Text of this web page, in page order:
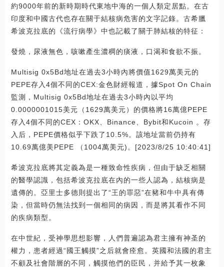
約9000年前的新時期時代東地中海的一個人類定居點。在古
印度和中國古代也存在關于結核病危害的文字記錄。古希臘
希波克拉底的《流行病學》中也記載了關于肺結核的特征：
發燒，尿液無色，咳嗽產生濃稠的痰液，口渴和食欲不振。
Multisig 0x5Bd地址在過去3小時內將價值1629萬美元的
PEPE存入4個不同的CEX:金色財經報道，據Spot On Chain
監測，Multisig 0x5Bd地址在過去3小時內以平均
0.0000001015美元（1629萬美元）的價格將16萬億PEPE
存入4個不同的CEX：OKX、Binance、Bybit和Kucoin 。存
入后，PEPE價格似乎下跌了10.5%。該地址當前仍持有
10.69萬億美PEPE （1004萬美元)。[2023/8/25 10:40:41]
希波克拉底將其定義為是一種致命性疾病，但由于缺乏相關
的醫學認識，包括希波克拉底在內的一些人認為，結核病是
遺傳的。亞里士多德則提出了“王的罪惡”在豬和牛中具有傳
染，但當時仍無法找到一個相同的病因，而是將其看作不同
的疾病類型。
在中世紀，受神學思想影響，人們普遍認為君主擁有神圣的
權力，患者經過“國王觸摸”之后就會痊愈。英國和法國的君主
不顧及社會階層的不同，觸摸他們的臣民，并給予其一枚象